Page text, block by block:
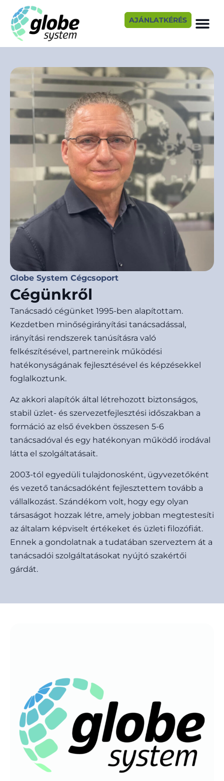
AJÁNLATKÉRÉS
Globe System Cégcsoport
Cégünkről
Tanácsadó cégünket 1995-ben alapítottam.
Kezdetben minőségirányítási tanácsadással,
irányítási rendszerek tanúsításra való
felkészítésével, partnereink működési
hatékonyságának fejlesztésével és képzésekkel
foglalkoztunk.
Az akkori alapítók által létrehozott biztonságos,
stabil üzlet- és szervezetfejlesztési időszakban a
formáció az első években összesen 5-6
tanácsadóval és egy hatékonyan működő irodával
látta el szolgáltatásait.
2003-tól egyedüli tulajdonosként, ügyvezetőként
és vezető tanácsadóként fejlesztettem tovább a
vállalkozást. Szándékom volt, hogy egy olyan
társaságot hozzak létre, amely jobban megtestesíti
az általam képviselt értékeket és üzleti filozófiát.
Ennek a gondolatnak a tudatában szerveztem át a
tanácsadói szolgáltatásokat nyújtó szakértői
gárdát.